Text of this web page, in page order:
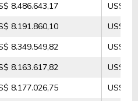
8.486.643,17
US$
8.191.860,10
US$
8.349.549,82
US$
8.163.617,82
US$
8.177.026,75
US$